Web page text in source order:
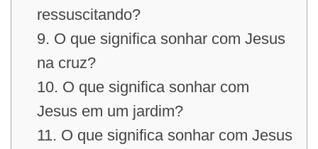
ressuscitando?
9. O que significa sonhar com Jesus
na cruz?
10. O que significa sonhar com
Jesus em um jardim?
11. O que significa sonhar com Jesus